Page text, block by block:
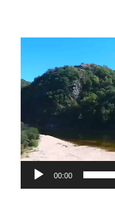
vídeo
00:00